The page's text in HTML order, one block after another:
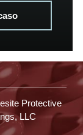
Protective
LLC